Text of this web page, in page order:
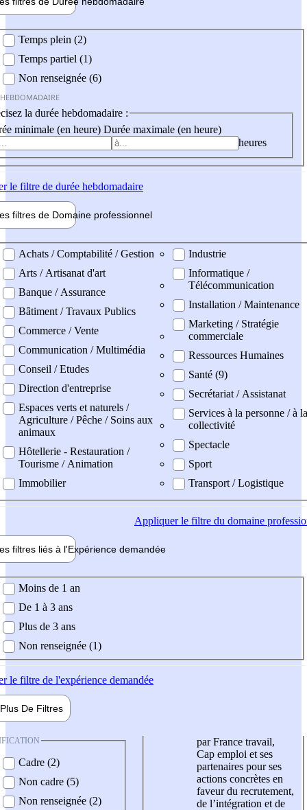
Temps plein (2)
Temps partiel (1)
Non renseignée (6)
la durée hebdomadaire :
minimale (en heure) Durée maximale (en heure)
heures
le filtre de durée hebdomadaire
filtres de Domaine professionnel
professionel
Achats / Comptabilité / Gestion
Arts / Artisanat d'art
Banque / Assurance
Bâtiment / Travaux Publics
Commerce / Vente
Communication / Multimédia
Conseil / Etudes
Direction d'entreprise
Espaces verts et naturels /
Agriculture / Pêche / Soins aux
animaux
Hôtellerie - Restauration /
Tourisme / Animation
Immobilier
Industrie
Informatique /
Télécommunication
Installation / Maintenance
Marketing / Stratégie
commerciale
Ressources Humaines
Santé (9)
Secrétariat / Assistanat
Services à la personne / à la
collectivité
Spectacle
Sport
Transport / Logistique
Appliquerle filtre du domaine
filtres liés à l'Expérience demandée
demandée
Moins de 1 an
De 1 à 3 ans
Plus de 3 ans
Non renseignée (1)
le filtre de l'expérience demandée
Plus De Filtres
Cadre (2)
Non cadre (5)
Non renseignée (2)
par France travail,
Cap emploi et ses
partenaires pour ses
actions concrètes en
faveur du recrutement,
de l’intégration et de